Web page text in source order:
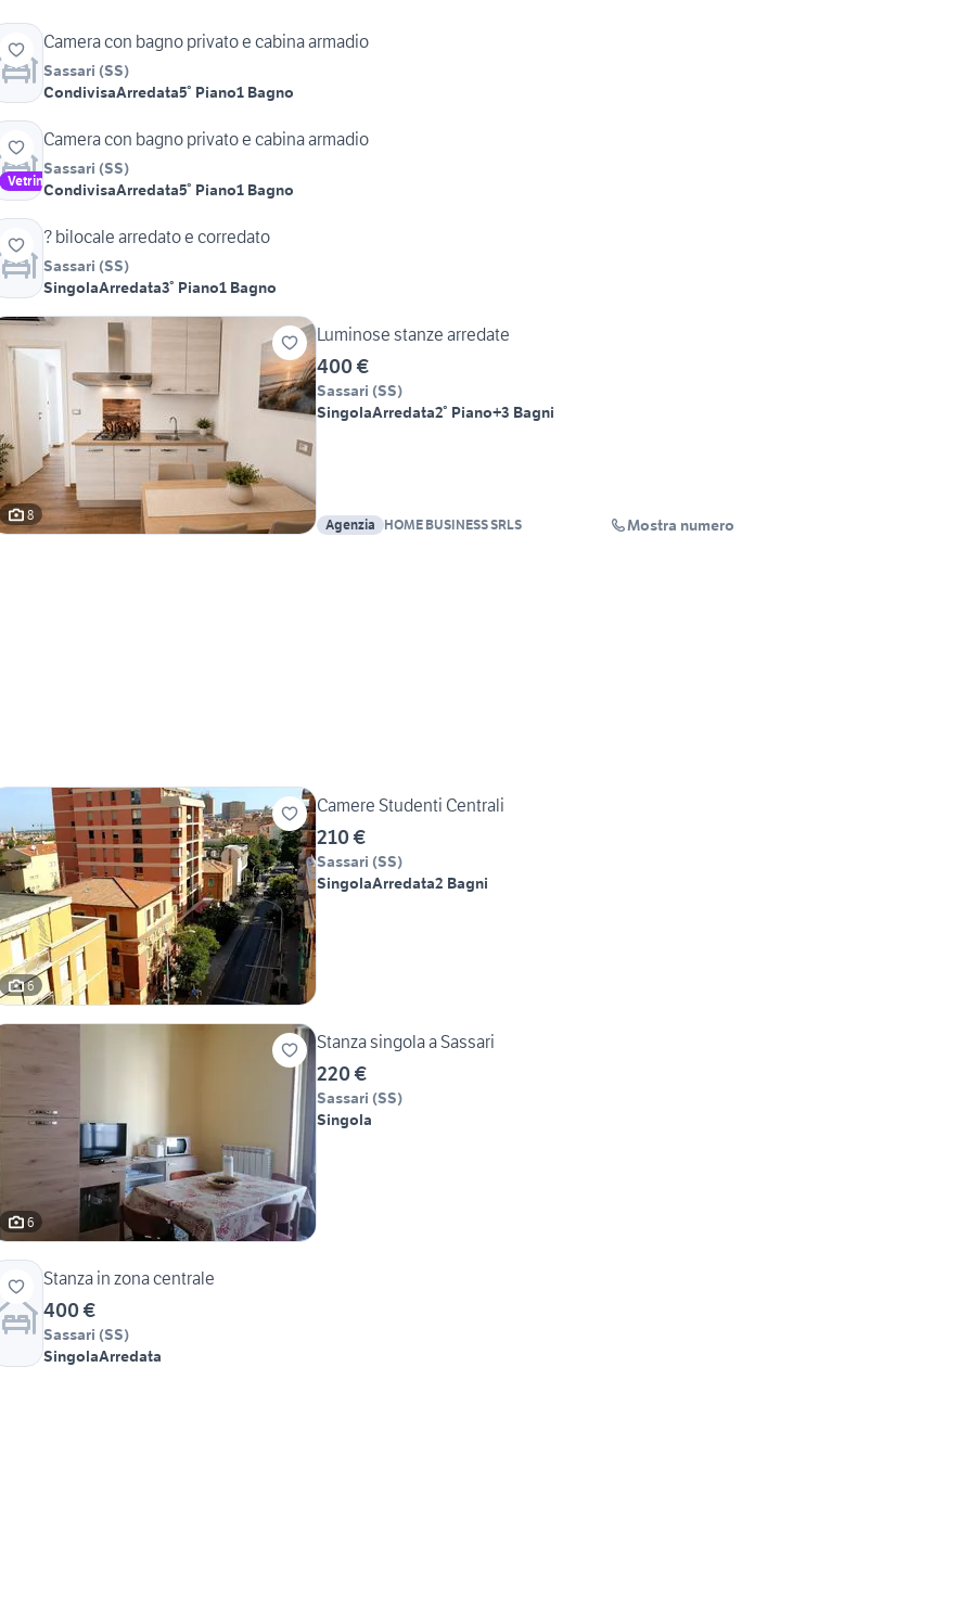
Camera con bagno privato e cabina armadio
Sassari (SS)
CondivisaArredata5° Piano1 Bagno
Vetrina
Camera con bagno privato e cabina armadio
Sassari (SS)
CondivisaArredata5° Piano1 Bagno
? bilocale arredato e corredato
Sassari (SS)
SingolaArredata3° Piano1 Bagno
8
Luminose stanze arredate
400 €
Sassari (SS)
SingolaArredata2° Piano+3 Bagni
Agenzia HOME BUSINESS SRLS Mostra numero
6
Camere Studenti Centrali
210 €
Sassari (SS)
SingolaArredata2 Bagni
6
Stanza singola a Sassari
220 €
Sassari (SS)
Singola
Stanza in zona centrale
400 €
Sassari (SS)
SingolaArredata